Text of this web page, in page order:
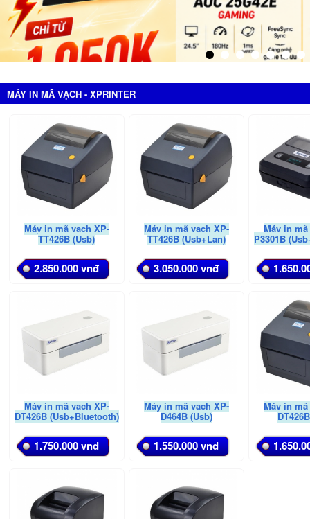
MÁY IN MÃ VẠCH - XPRINTER
Máy in mã vạch XP-
TT426B (Usb)
2.850.000 vnđ
Máy in mã vạch XP-
TT426B (Usb+Lan)
3.050.000 vnđ
Máy in
P3301B
Máy in mã vạch XP-
DT426B (Usb+Bluetooth)
1.750.000 vnđ
Máy in mã vạch XP-
D464B (Usb)
1.550.000 vnđ
Máy in